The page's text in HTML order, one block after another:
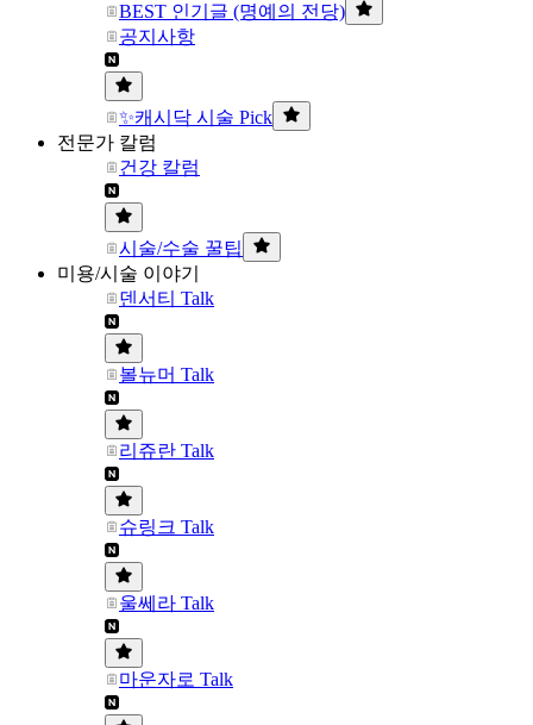
BEST 인기글 (명예의 전당)
공지사항
✨캐시닥 시술 Pick
전문가 칼럼
건강 칼럼
시술/수술 꿀팁
미용/시술 이야기
덴서티 Talk
볼뉴머 Talk
리쥬란 Talk
슈링크 Talk
울쎄라 Talk
마운자로 Talk